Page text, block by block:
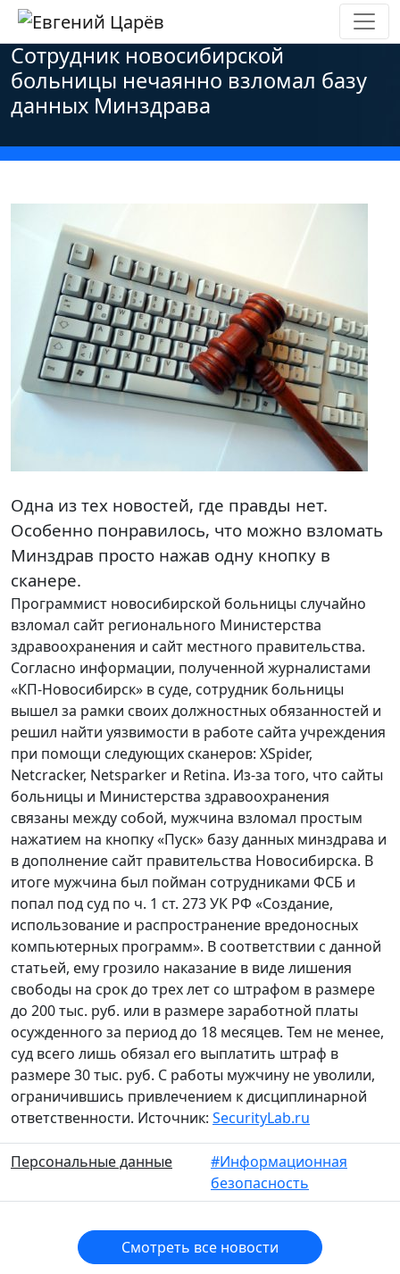
Главная»Новости»Персональные данные
Сотрудник новосибирской
больницы нечаянно взломал базу
данных Минздрава
Одна из тех новостей, где правды нет.
Особенно понравилось, что можно взломать
Минздрав просто нажав одну кнопку в
сканере.
Программист новосибирской больницы случайно
взломал сайт регионального Министерства
здравоохранения и сайт местного правительства.
Согласно информации, полученной журналистами
«КП-Новосибирск» в суде, сотрудник больницы
вышел за рамки своих должностных обязанностей и
решил найти уязвимости в работе сайта учреждения
при помощи следующих сканеров: XSpider,
Netcracker, Netsparker и Retina. Из-за того, что сайты
больницы и Министерства здравоохранения
связаны между собой, мужчина взломал простым
нажатием на кнопку «Пуск» базу данных минздрава и
в дополнение сайт правительства Новосибирска. В
итоге мужчина был пойман сотрудниками ФСБ и
попал под суд по ч. 1 ст. 273 УК РФ «Создание,
использование и распространение вредоносных
компьютерных программ». В соответствии с данной
статьей, ему грозило наказание в виде лишения
свободы на срок до трех лет со штрафом в размере
до 200 тыс. руб. или в размере заработной платы
осужденного за период до 18 месяцев. Тем не менее,
суд всего лишь обязал его выплатить штраф в
размере 30 тыс. руб. С работы мужчину не уволили,
ограничившись привлечением к дисциплинарной
ответственности. Источник: SecurityLab.ru
Персональные данные
#Информационная
безопасность
Смотреть все новости